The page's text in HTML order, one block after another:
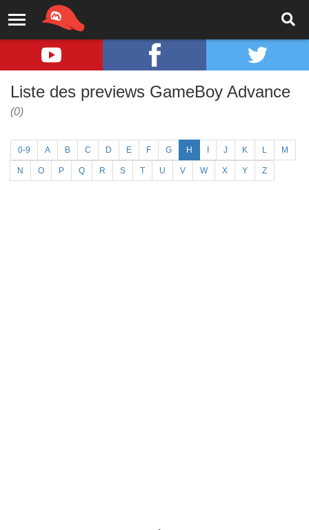
Liste des previews GameBoy Advance
(0)
0-9 A B C D E F G H J K L M
N O P Q R S T U V W X Y Z